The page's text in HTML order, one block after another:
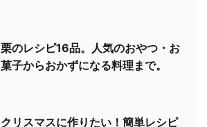
栗のレシピ16品。人気のおやつ・お
菓子からおかずになる料理まで。
クリスマスに作りたい！簡単レシピ